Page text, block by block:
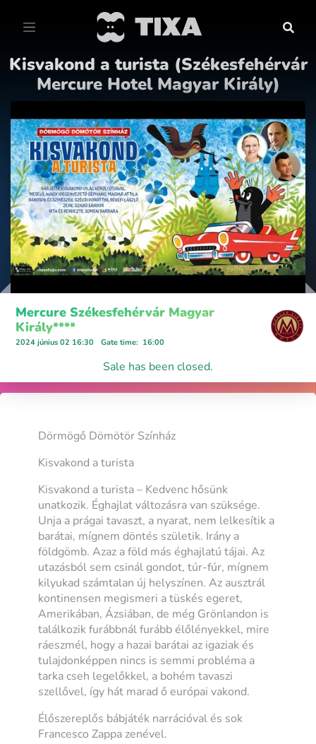
Kisvakond a turista (Székesfehérvár
Mercure Hotel Magyar Király)
Mercure Székesfehérvár Magyar
Király****
2024 június 02 16:30 Gate time: 16:00
Sale has been closed.
Dörmögő Dömötör Színház
Kisvakond a turista
Kisvakond a turista – Kedvenc hősünk
unatkozik. Éghajlat változásra van szüksége.
Unja a prágai tavaszt, a nyarat, nem lelkesítik a
barátai, mígnem döntés születik. Irány a
földgömb. Azaz a föld más éghajlatú tájai. Az
utazásból sem csinál gondot, túr-fúr, mígnem
kilyukad számtalan új helyszínen. Az ausztrál
kontinensen megismeri a tüskés egeret,
Amerikában, Ázsiában, de még Grönlandon is
találkozik furábbnál furább élőlényekkel, mire
ráeszmél, hogy a hazai barátai az igaziak és
tulajdonképpen nincs is semmi probléma a
tarka cseh legelőkkel, a bohém tavaszi
szellővel, így hát marad ő európai vakond.
Élőszereplős bábjáték narrációval és sok
Francesco Zappa zenével.